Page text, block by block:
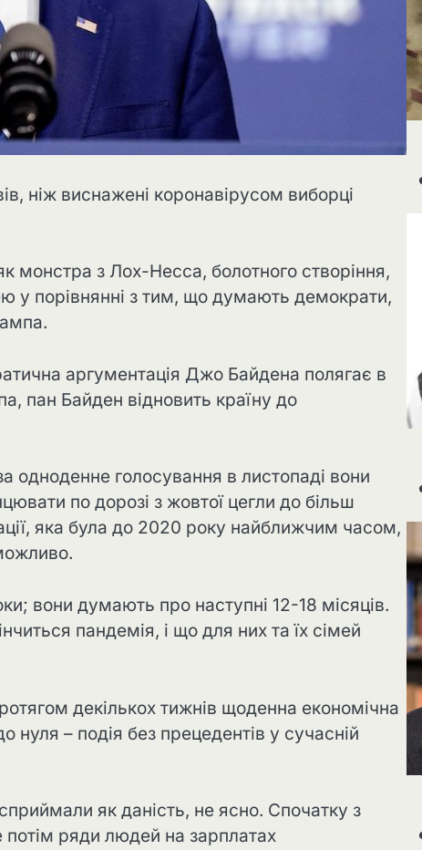
ніж виснажені коронавірусом виборці
з Лох-Несса, болотного створіння,
у порівнянні з тим, що думають демократи,
аргументація Джо Байдена полягає в
пан Байден відновить країну до
одноденне голосування в листопаді вони
по дорозі з жовтої цегли до більш
яка була до 2020 року найближчим часом,
вони думають про наступні 12-18 місяців.
пандемія, і що для них та їх сімей
декількох тижнів щоденна економічна
нуля – подія без прецедентів у сучасній
як даність, не ясно. Спочатку з
ряди людей на зарплатах